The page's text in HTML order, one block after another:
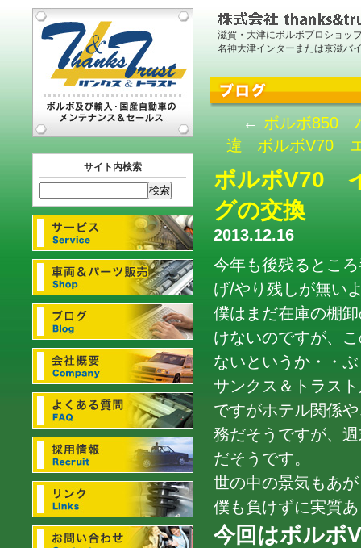
滋賀・大津にボルボプロショッ
名神大津インターまたは京滋バ
サイト内検索
← ボルボ850
違
ボルボV70
ボルボV70
グの交換
2013.12.16
今年も後残るとこ
げ/やり残しが無い
僕はまだ在庫の棚
けないのですが、
ないというか・・
サンクス＆トラス
ですがホテル関係
務だそうですが、
だそうです。
世の中の景気もあ
僕も負けずに実質
今回はボルボ